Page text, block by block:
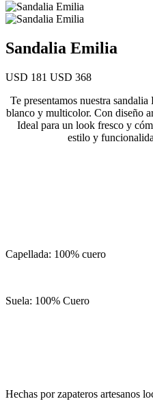
Sandalia Emilia
USD 181 USD 368
Te presentamos nuestra
blanco y multicolor. Con diseño
Ideal para un look fresco y
estilo y
Capellada: 100% cuero
Suela: 100% Cuero
Hechas por zapateros artesanos